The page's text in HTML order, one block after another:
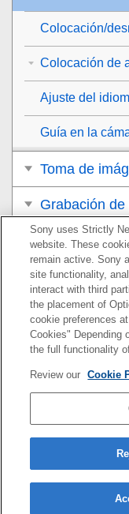
Colocación/
Colocación de
Ajuste del
Guía en la
Toma de
Grabación
Visionado
Utilización de
Utilización de
Lista de
Si tiene
Sony uses Strictly
website. These
remain active. Sony
site functionality,
interact with third
the placement of
cookie preferences
Cookies" Depending
the full functionality
Review our Cookie